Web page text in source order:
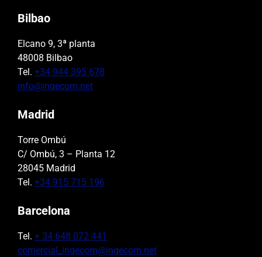
Bilbao
Elcano 9, 3ª planta
48008 Bilbao
Tel. +34 944 395 678
info@ingecom.net
Madrid
Torre Ombú
C/ Ombú, 3 – Planta 12
28045 Madrid
Tel. +34 915 715 196
Barcelona
Tel. + 34 648 072 441
comercial_ingecom@ingecom.net